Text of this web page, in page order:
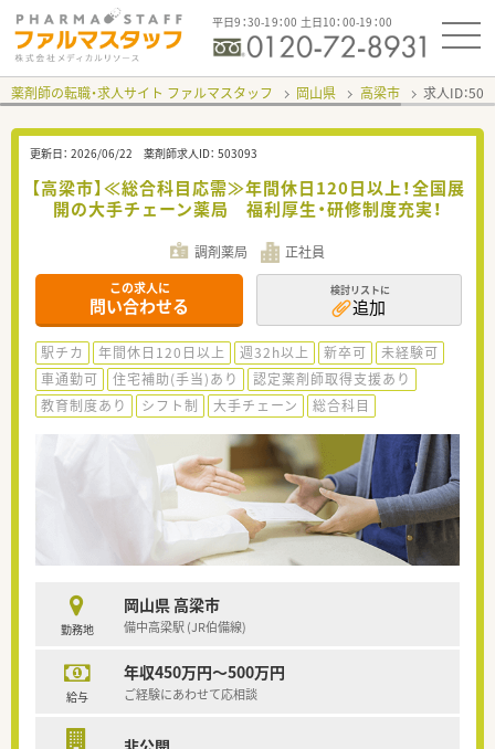
平日9：30-19：00 土日10：00-19：00
薬剤師の転職・求人サイト ファルマスタッフ 岡山県 高梁市 求人ID：
更新日： 2026/06/22 薬剤師求人ID： 503093
【高梁市】≪総合科目応需≫年間休日120日以上！全国展
開の大手チェーン薬局 福利厚生・研修制度充実！
調剤薬局 正社員
この求人に
問い合わせる
検討リストに
追加
駅チカ 年間休日120日以上 週32h以上 新卒可
未経験可
車通勤可
住宅補助(手当)あり
認定薬剤師取得支援あり
教育制度あり
シフト制 大手チェーン 総合科目
勤務地
岡山県 高梁市
備中高梁駅 (JR伯備線)
給与
年収450万円～500万円
ご経験にあわせて応相談